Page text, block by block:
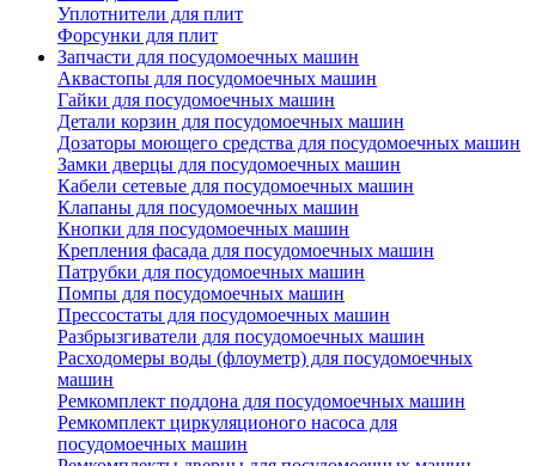
Уплотнители для плит
Форсунки для плит
Запчасти для посудомоечных машин
Аквастопы для посудомоечных машин
Гайки для посудомоечных машин
Детали корзин для посудомоечных машин
Дозаторы моющего средства для посудомоечных машин
Замки дверцы для посудомоечных машин
Кабели сетевые для посудомоечных машин
Клапаны для посудомоечных машин
Кнопки для посудомоечных машин
Крепления фасада для посудомоечных машин
Патрубки для посудомоечных машин
Помпы для посудомоечных машин
Прессостаты для посудомоечных машин
Разбрызгиватели для посудомоечных машин
Расходомеры воды (флоуметр) для посудомоечных
машин
Ремкомплект поддона для посудомоечных машин
Ремкомплект циркуляционого насоса для
посудомоечных машин